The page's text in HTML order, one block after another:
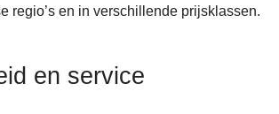
regio’s en in verschillende prijsklassen.
en service